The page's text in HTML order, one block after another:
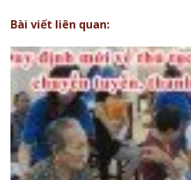
Bài viết liên quan: